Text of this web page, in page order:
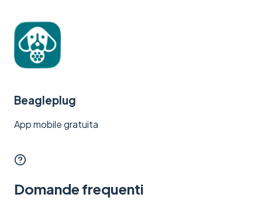
Beagleplug
App mobile gratuita
Domande frequenti